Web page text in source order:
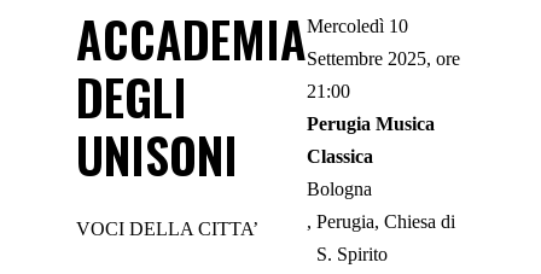
ACCADEMIA
DEGLI
UNISONI
VOCI DELLA CITTA’
Mercoledì 10
Settembre 2025, ore
21:00
Perugia Musica
Classica
Bologna
Perugia, Chiesa di
S. Spirito